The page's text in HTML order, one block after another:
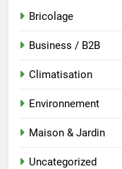
Bricolage
Business / B2B
Climatisation
Environnement
Maison & Jardin
Uncategorized